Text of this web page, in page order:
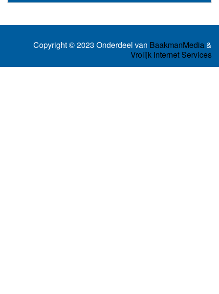
Copyright © 2023 Onderdeel van BaakmanMedia&
Vrolijk Internet Services